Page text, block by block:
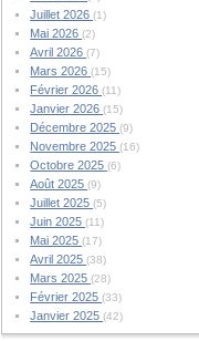
Juillet 2026(1)
Mai 2026(2)
Avril 2026(7)
Mars 2026(15)
Février 2026(11)
Janvier 2026(15)
Décembre 2025(9)
Novembre 2025(16)
Octobre 2025(6)
Août 2025(9)
Juillet 2025(5)
Juin 2025(11)
Mai 2025(17)
Avril 2025(38)
Mars 2025(28)
Février 2025(33)
Janvier 2025(42)